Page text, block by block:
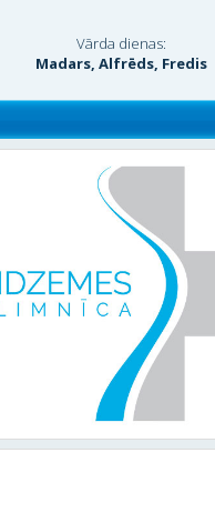
Vārda dienas:
Madars, Alfrēds, Fredis